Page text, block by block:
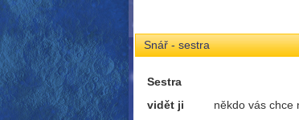
Snář - sestra
Sestra
vidět ji
někdo vás chce